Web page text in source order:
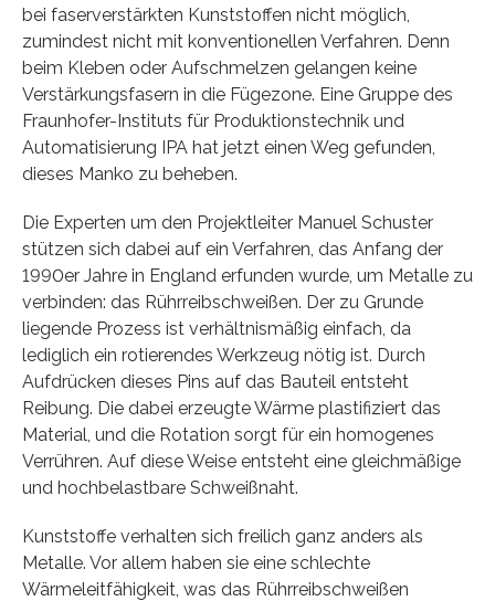
bei faserverstärkten Kunststoffen nicht möglich,
zumindest nicht mit konventionellen Verfahren. Denn
beim Kleben oder Aufschmelzen gelangen keine
Verstärkungsfasern in die Fügezone. Eine Gruppe des
Fraunhofer-Instituts für Produktionstechnik und
Automatisierung IPA hat jetzt einen Weg gefunden,
dieses Manko zu beheben.
Die Experten um den Projektleiter Manuel Schuster
stützen sich dabei auf ein Verfahren, das Anfang der
1990er Jahre in England erfunden wurde, um Metalle zu
verbinden: das Rührreibschweißen. Der zu Grunde
liegende Prozess ist verhältnismäßig einfach, da
lediglich ein rotierendes Werkzeug nötig ist. Durch
Aufdrücken dieses Pins auf das Bauteil entsteht
Reibung. Die dabei erzeugte Wärme plastifiziert das
Material, und die Rotation sorgt für ein homogenes
Verrühren. Auf diese Weise entsteht eine gleichmäßige
und hochbelastbare Schweißnaht.
Kunststoffe verhalten sich freilich ganz anders als
Metalle. Vor allem haben sie eine schlechte
Wärmeleitfähigkeit, was das Rührreibschweißen